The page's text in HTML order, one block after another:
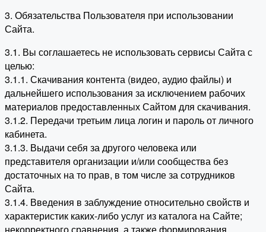
3. Обязательства Пользователя при использовании
Сайта.
3.1. Вы соглашаетесь не использовать сервисы Сайта с
целью:
3.1.1. Скачивания контента (видео, аудио файлы) и
дальнейшего использования за исключением рабочих
материалов предоставленных Сайтом для скачивания.
3.1.2. Передачи третьим лица логин и пароль от личного
кабинета.
3.1.3. Выдачи себя за другого человека или
представителя организации и/или сообщества без
достаточных на то прав, в том числе за сотрудников
Сайта.
3.1.4. Введения в заблуждение относительно свойств и
характеристик каких-либо услуг из каталога на Сайте;